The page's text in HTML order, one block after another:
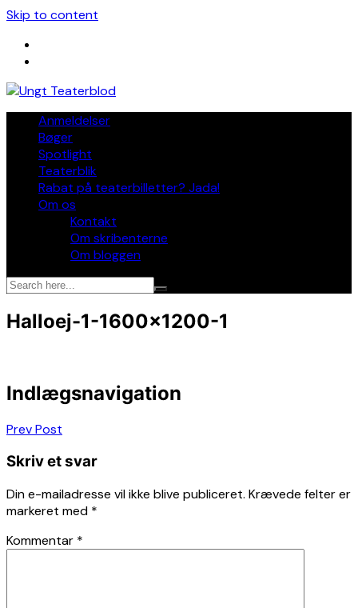
Skip to content
Anmeldelser
Bøger
Spotlight
Teaterblik
Rabat på teaterbilletter? Jada!
Om os
Kontakt
Om skribenterne
Om bloggen
Halloej-1-1600×1200-1
Indlægsnavigation
Prev Post
Skriv et svar
Din e-mailadresse vil ikke blive publiceret. Krævede felter er
markeret med *
Kommentar *